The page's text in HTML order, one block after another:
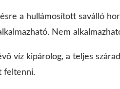
a hullámosított saválló
Nem
víz kipárolog, a teljes
feltenni.